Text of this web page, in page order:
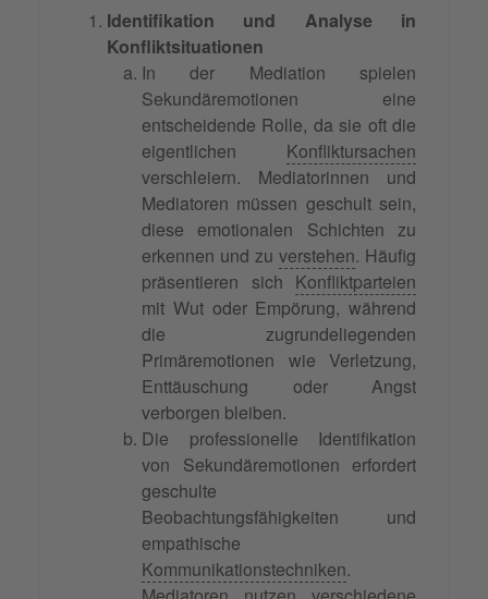
Identifikation und Analyse in
Konfliktsituationen
In der Mediation spielen
Sekundäremotionen eine
entscheidende Rolle, da sie oft die
eigentlichen Konfliktursachen
verschleiern. Mediatorinnen und
Mediatoren müssen geschult sein,
diese emotionalen Schichten zu
erkennen und zu verstehen. Häufig
präsentieren sich Konfliktparteien
mit Wut oder Empörung, während
die zugrundeliegenden
Primäremotionen wie Verletzung,
Enttäuschung oder Angst
verborgen bleiben.
Die professionelle Identifikation
von Sekundäremotionen erfordert
geschulte
Beobachtungsfähigkeiten und
empathische
Kommunikationstechniken.